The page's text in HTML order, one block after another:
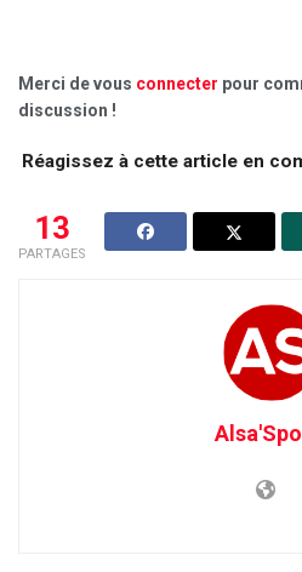
Merci de vous connecter pour
discussion !
Réagissez à cette article en
13
PARTAGES